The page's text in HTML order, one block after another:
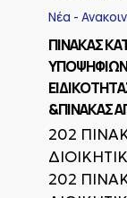
ΥΠΟΨΗΦΙΩΝ
ΚΑΤΗΓΟΡΙΑΣ
ΚΛΑΔΟΥ/
ΕΙΔΙΚΟΤΗΤΑΣ
ΔΙΟΙΚΗΤΙΚΟΥ-
ΛΟΓΙΣΤΙΚΟΥ
&ΠΙΝΑΚΑΣ
Νέα -
ΠΙΝΑΚΑΣ
&ΠΙΝΑΚΑΣ
202
202